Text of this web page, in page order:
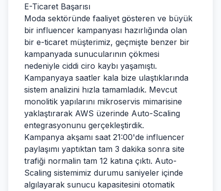
E-Ticaret Başarısı
Moda sektöründe faaliyet gösteren ve büyük
bir influencer kampanyası hazırlığında olan
bir e-ticaret müşterimiz, geçmişte benzer bir
kampanyada sunucularının çökmesi
nedeniyle ciddi ciro kaybı yaşamıştı.
Kampanyaya saatler kala bize ulaştıklarında
sistem analizini hızla tamamladık. Mevcut
monolitik yapılarını mikroservis mimarisine
yaklaştırarak AWS üzerinde Auto-Scaling
entegrasyonunu gerçekleştirdik.
Kampanya akşamı saat 21:00'de influencer
paylaşımı yaptıktan tam 3 dakika sonra site
trafiği normalin tam 12 katına çıktı. Auto-
Scaling sistemimiz durumu saniyeler içinde
algılayarak sunucu kapasitesini otomatik